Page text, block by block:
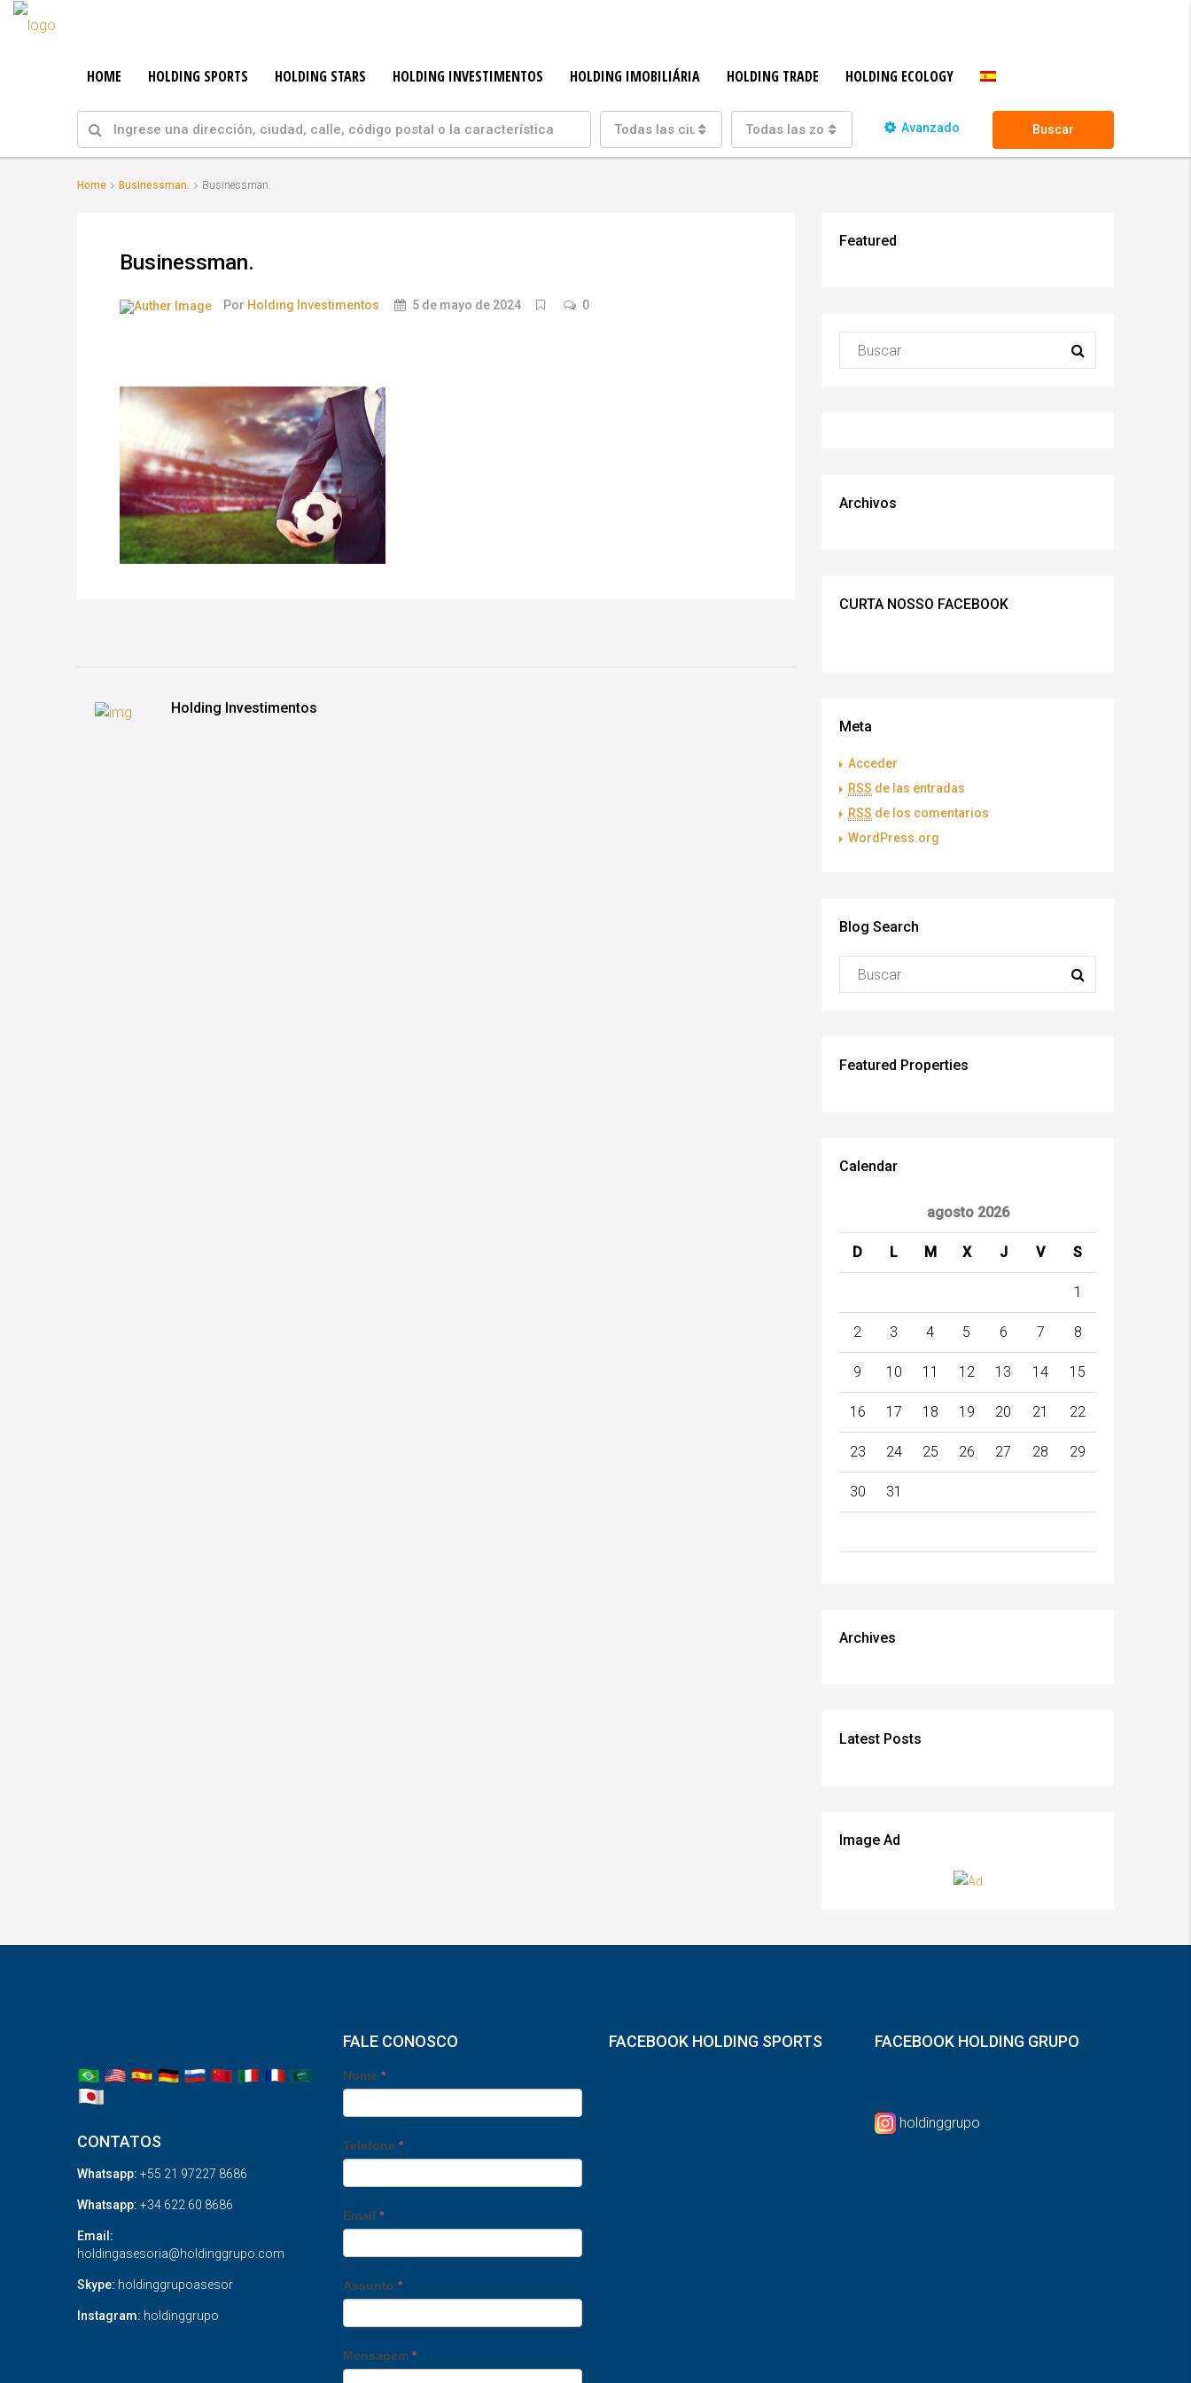
HOME HOLDING SPORTS HOLDING STARS HOLDING INVESTIMENTOS HOLDING IMOBILIÁRIA HOLDING TRADE HOLDING ECOLOGY
Todas las ciudades Todas las zonas Avanzado Buscar
Home Businessman. Businessman.
Businessman.
Por Holding Investimentos 5 de mayo de 2024 0
Holding Investimentos
Featured
Archivos
CURTA NOSSO FACEBOOK
Meta
Acceder
RSS de las entradas
RSS de los comentarios
WordPress.org
Blog Search
Featured Properties
Calendar
agosto 2026
D L M X J V S
1
2 3 4 5 6 7 8
9 10 11 12 13 14 15
16 17 18 19 20 21 22
23 24 25 26 27 28 29
30 31
Archives
Latest Posts
Image Ad
CONTATOS
Whatsapp: +55 21 97227 8686
Whatsapp: +34 622 60 8686
Email:
holdingasesoria@holdinggrupo.com
Skype: holdinggrupoasesor
Instagram: holdinggrupo
FALE CONOSCO
Nome *
Telefone *
Email *
Assunto *
Mensagem *
FACEBOOK HOLDING SPORTS FACEBOOK HOLDING GRUPO
holdinggrupo